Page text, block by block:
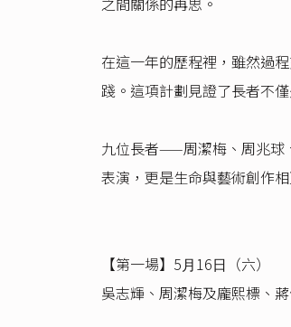
在這一年的歷程裡，雖然過
踐。這項計劃見證了長者不
九位長者——周潔梅、周兆球
表演，更是生命與藝術創作
【第⼀場】5⽉16⽇（六）
吳志輝、周潔梅及龐熙標、